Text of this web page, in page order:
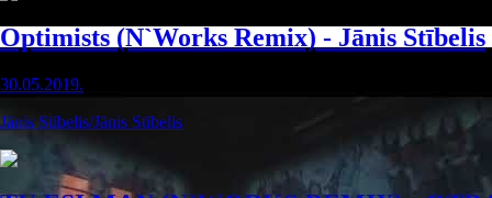
Optimists (N`Works Remix) - Jānis Stībelis
30.05.2019.
Jānis Stībelis/Jānis Stībelis